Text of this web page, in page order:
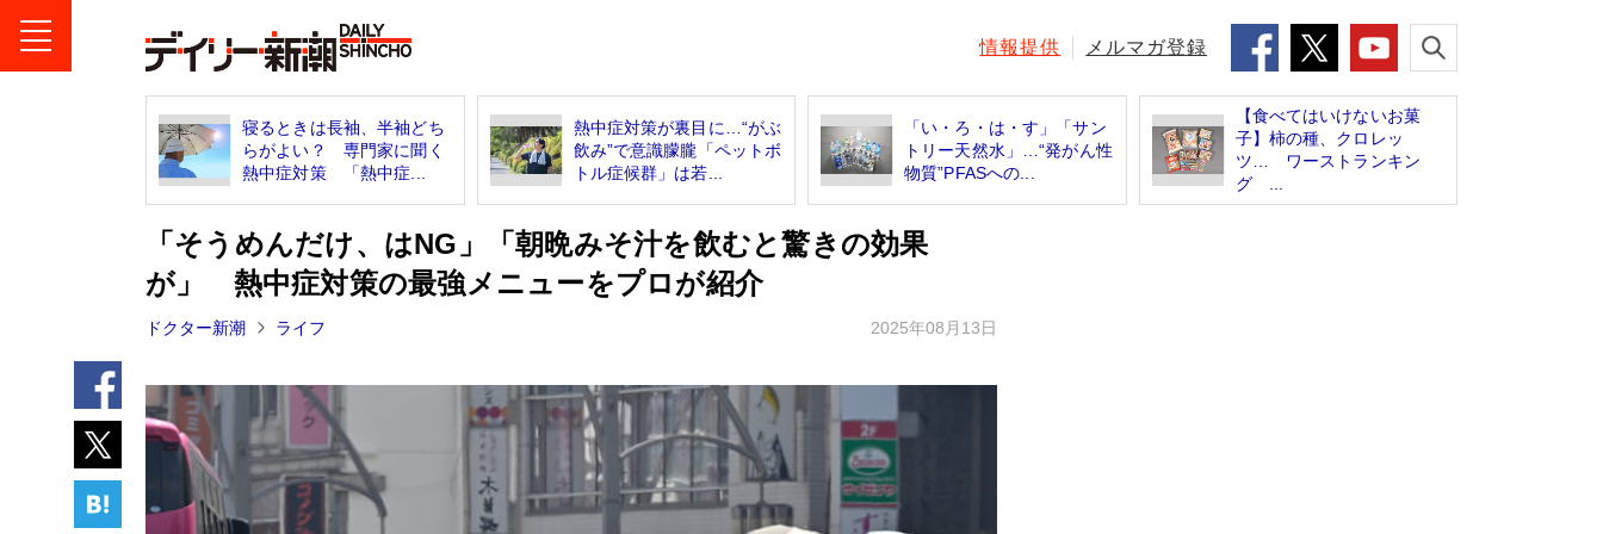
情報提供 メルマガ登録
寝るときは長袖、半袖どち
らがよい？ 専門家に聞く
熱中症対策 「熱中症...
熱中症対策が裏目に…“がぶ
飲み”で意識朦朧「ペットボ
トル症候群」は若...
「い・ろ・は・す」「サン
トリー天然水」…“発がん性
物質”PFASへの...
【食べてはいけないお菓
子】柿の種、クロレッ
ツ… ワーストランキン
グ ...
「そうめんだけ、はNG」「朝晩みそ汁を飲むと驚きの効果
が」 熱中症対策の最強メニューをプロが紹介
ドクター新潮 ライフ 2025年08月13日